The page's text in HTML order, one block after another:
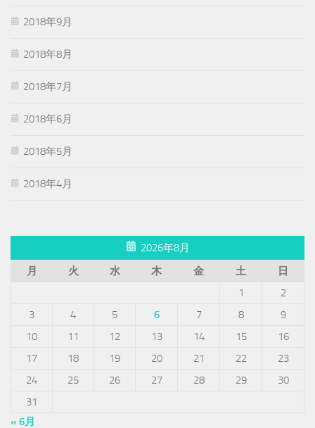
2018年9月
2018年8月
2018年7月
2018年6月
2018年5月
2018年4月
2026年8月
月
火 水 木 金 土
日
1
2
3
4 5 6 7 8
9
10
11 12 13 14 15
16
17
18 19 20 21 22
23
24
25 26 27 28 29
30
31
« 6月